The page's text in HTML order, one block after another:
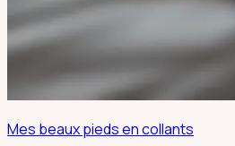
Mes beaux pieds en collants